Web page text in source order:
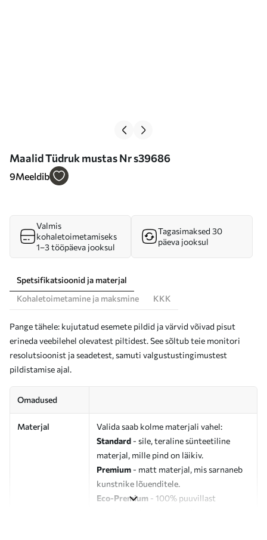
Maalid Tüdruk mustas Nr s39686
9Meeldib
Valmis
kohaletoimetamiseks
1–3 tööpäeva jooksul
Tagasimaksed 30
päeva jooksul
Spetsifikatsioonid ja materjal
Kohaletoimetamine ja maksmine
KKK
Pange tähele: kujutatud esemete pildid ja värvid võivad pisut
erineda veebilehel olevatest piltidest. See sõltub teie monitori
resolutsioonist ja seadetest, samuti valgustustingimustest
pildistamise ajal.
Omadused
Materjal
Valida saab kolme materjali vahel:
Standard - sile, teraline sünteetiline
materjal, mille pind on läikiv.
Premium - matt materjal, mis sarnaneb
kunstnike lõuenditele.
Eco-Premium - 100% puuvillast